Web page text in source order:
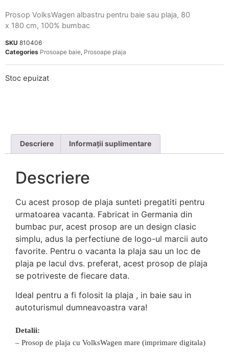
Prosop VolksWagen albastru pentru baie sau plaja, 80
x 180 cm, 100% bumbac
SKU 810406
Categories Prosoape baie, Prosoape plaja
Stoc epuizat
Descriere Informații suplimentare
Descriere
Cu acest prosop de plaja sunteti pregatiti pentru
urmatoarea vacanta. Fabricat in Germania din
bumbac pur, acest prosop are un design clasic
simplu, adus la perfectiune de logo-ul marcii auto
favorite. Pentru o vacanta la plaja sau un loc de
plaja pe lacul dvs. preferat, acest prosop de plaja
se potriveste de fiecare data.
Ideal pentru a fi folosit la plaja , in baie sau in
autoturismul dumneavoastra vara!
Detalii:
– Prosop de plaja cu VolksWagen mare (imprimare digitala)